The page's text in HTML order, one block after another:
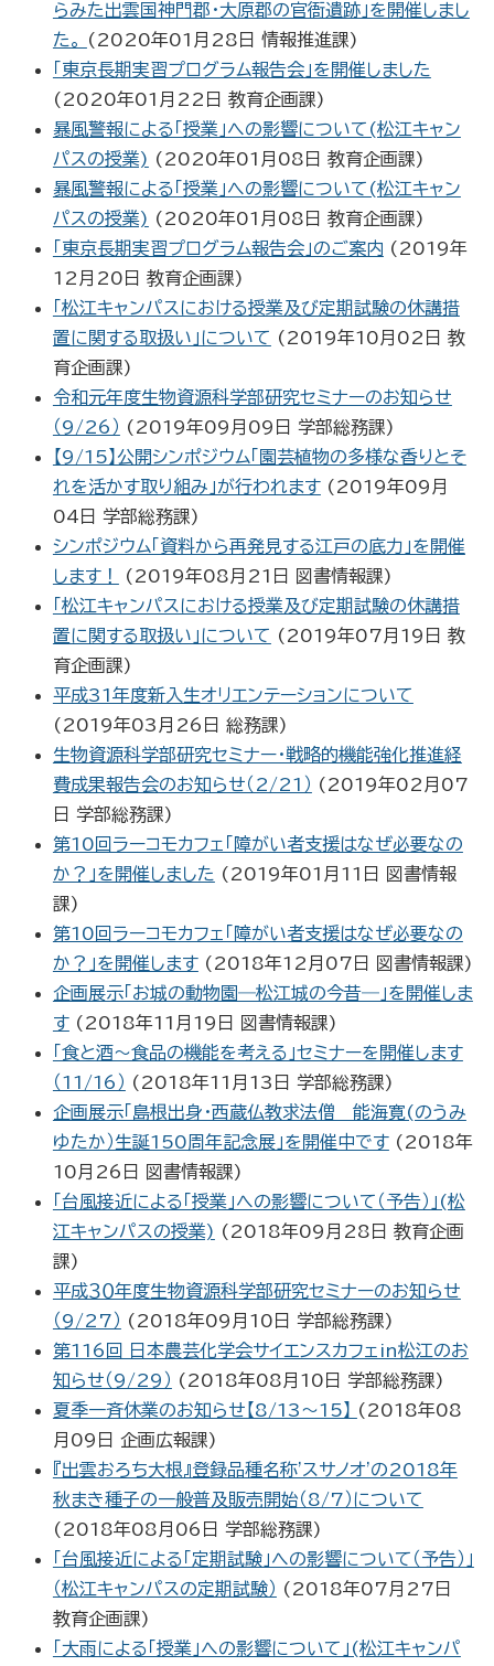
らみた出雲国神門郡・大原郡の官衙遺跡」を開催しまし
た。
( 2020年01月28日 情報推進課)
「東京長期実習プログラム報告会」を開催しました
( 2020年01月22日 教育企画課)
暴風警報による「授業」への影響について(松江キャン
パスの授業) ( 2020年01月08日 教育企画課)
暴風警報による「授業」への影響について(松江キャン
パスの授業) ( 2020年01月08日 教育企画課)
「東京長期実習プログラム報告会」のご案内 ( 2019年
12月20日 教育企画課)
「松江キャンパスにおける授業及び定期試験の休講措
置に関する取扱い」について ( 2019年10月02日 教
育企画課)
令和元年度生物資源科学部研究セミナーのお知らせ
（9/26） ( 2019年09月09日 学部総務課)
【9/15】公開シンポジウム「園芸植物の多様な香りとそ
れを活かす取り組み」が行われます( 2019年09月
04日 学部総務課)
シンポジウム「資料から再発見する江戸の底力」を開催
します！
( 2019年08月21日 図書情報課)
「松江キャンパスにおける授業及び定期試験の休講措
置に関する取扱い」について ( 2019年07月19日 教
育企画課)
平成31年度新入生オリエンテーションについて
( 2019年03月26日 総務課)
生物資源科学部研究セミナー・戦略的機能強化推進経
費成果報告会のお知らせ（2/21） ( 2019年02月07
日 学部総務課)
第10回ラーコモカフェ「障がい者支援はなぜ必要なの
か？」を開催しました ( 2019年01月11日
図書情報
課)
第10回ラーコモカフェ「障がい者支援はなぜ必要なの
か？」を開催します( 2018年12月07日 図書情報課)
企画展示「お城の動物園―松江城の今昔―」を開催しま
す( 2018年11月19日 図書情報課)
「食と酒～食品の機能を考える」セミナーを開催します
（11/16） ( 2018年11月13日 学部総務課)
企画展示「島根出身・西蔵仏教求法僧 能海寛(のうみ
ゆたか）生誕150周年記念展」を開催中です( 2018年
10月26日
図書情報課)
「台風接近による「授業」への影響について（予告）」(松
江キャンパスの授業) ( 2018年09月28日 教育企画
課)
平成３０年度生物資源科学部研究セミナーのお知らせ
（9/27） ( 2018年09月10日 学部総務課)
第116回 日本農芸化学会サイエンスカフェin松江のお
知らせ（9/29） ( 2018年08月10日 学部総務課)
夏季一斉休業のお知らせ【8/13～15】
( 2018年08
月09日 企画広報課)
『出雲おろち大根』登録品種名称'スサノオ'の2018年
秋まき種子の一般普及販売開始（8/7）について
( 2018年08月06日 学部総務課)
「台風接近による「定期試験」への影響について（予告）」
（松江キャンパスの定期試験） ( 2018年07月27日
教育企画課)
「大雨による「授業」への影響について」(松江キャンパ